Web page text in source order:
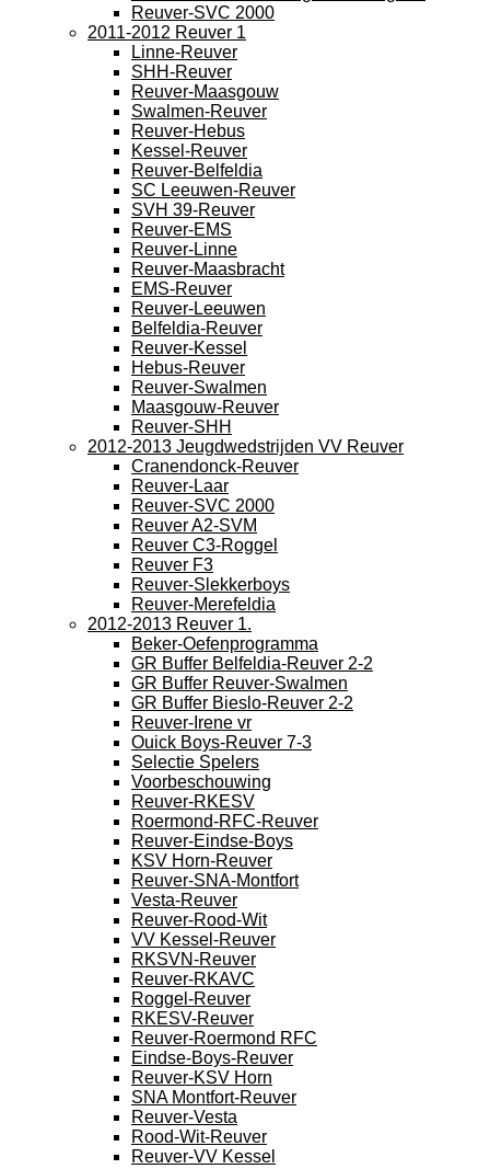
Reuver-SVC 2000
2011-2012 Reuver 1
Linne-Reuver
SHH-Reuver
Reuver-Maasgouw
Swalmen-Reuver
Reuver-Hebus
Kessel-Reuver
Reuver-Belfeldia
SC Leeuwen-Reuver
SVH 39-Reuver
Reuver-EMS
Reuver-Linne
Reuver-Maasbracht
EMS-Reuver
Reuver-Leeuwen
Belfeldia-Reuver
Reuver-Kessel
Hebus-Reuver
Reuver-Swalmen
Maasgouw-Reuver
Reuver-SHH
2012-2013 Jeugdwedstrijden VV Reuver
Cranendonck-Reuver
Reuver-Laar
Reuver-SVC 2000
Reuver A2-SVM
Reuver C3-Roggel
Reuver F3
Reuver-Slekkerboys
Reuver-Merefeldia
2012-2013 Reuver 1.
Beker-Oefenprogramma
GR Buffer Belfeldia-Reuver 2-2
GR Buffer Reuver-Swalmen
GR Buffer Bieslo-Reuver 2-2
Reuver-Irene vr
Ouick Boys-Reuver 7-3
Selectie Spelers
Voorbeschouwing
Reuver-RKESV
Roermond-RFC-Reuver
Reuver-Eindse-Boys
KSV Horn-Reuver
Reuver-SNA-Montfort
Vesta-Reuver
Reuver-Rood-Wit
VV Kessel-Reuver
RKSVN-Reuver
Reuver-RKAVC
Roggel-Reuver
RKESV-Reuver
Reuver-Roermond RFC
Eindse-Boys-Reuver
Reuver-KSV Horn
SNA Montfort-Reuver
Reuver-Vesta
Rood-Wit-Reuver
Reuver-VV Kessel